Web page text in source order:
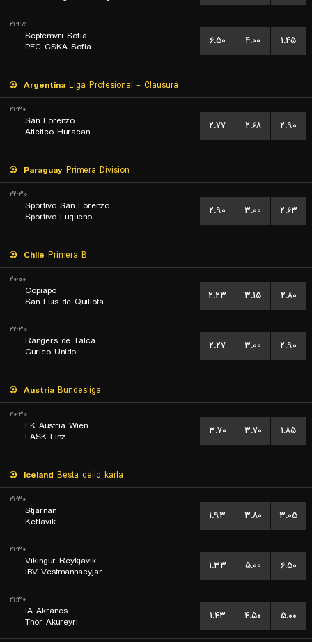
۲۱:۴۵
Septemvri Sofia
PFC CSKA Sofia
۶.۵۰ ۴.۰۰ ۱.۴۵
Argentina Liga Profesional - Clausura
۲۱:۳۰
San Lorenzo
Atletico Huracan
۲.۷۷ ۲.۶۸ ۲.۹۰
Paraguay Primera Division
۲۲:۳۰
Sportivo San Lorenzo
Sportivo Luqueno
۲.۹۰ ۳.۰۰ ۲.۶۳
Chile Primera B
۲۰:۰۰
Copiapo
San Luis de Quillota
۲.۲۳ ۳.۱۵ ۲.۸۰
۲۲:۳۰
Rangers de Talca
Curico Unido
۲.۲۷ ۳.۰۰ ۲.۹۰
Austria Bundesliga
۲۰:۳۰
FK Austria Wien
LASK Linz
۳.۷۰ ۳.۷۰ ۱.۸۵
Iceland Besta deild karla
۲۱:۳۰
Stjarnan
Keflavik
۱.۹۳ ۳.۸۰ ۳.۰۵
۲۱:۳۰
Vikingur Reykjavik
IBV Vestmannaeyjar
۱.۳۳ ۵.۰۰ ۶.۵۰
۲۱:۳۰
IA Akranes
Thor Akureyri
۱.۴۳ ۴.۵۰ ۵.۰۰